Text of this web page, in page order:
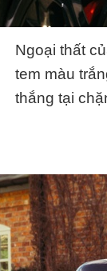
Ngoại thất
tem màu
thắng tại